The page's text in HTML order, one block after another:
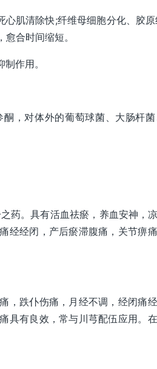
肌清除快;纤维母细胞分化、胶
合时间缩短。
作用。
，对体外的葡萄球菌、大肠杆
药。具有活血祛瘀，养血安神，
经经闭，产后瘀滞腹痛，关节痹
，跌仆伤痛，月经不调，经闭痛
具有良效，常与川芎配伍应用。